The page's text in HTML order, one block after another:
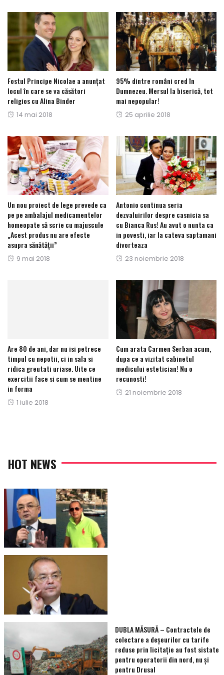
Fostul Principe Nicolae a anunțat
locul în care se va căsători
religios cu Alina Binder
Posted
14 mai 2018
95% dintre români cred în
Dumnezeu. Mersul la biserică, tot
mai nepopular!
Posted
25 aprilie 2018
Un nou proiect de lege prevede ca
pe pe ambalajul medicamentelor
homeopate să scrie cu majuscule
„Acest produs nu are efecte
asupra sănătății”
Posted
9 mai 2018
Antonio continua seria
dezvaluirilor despre casnicia sa
cu Bianca Rus! Au avut o nunta ca
in povesti, iar la cateva saptamani
divorteaza
Posted
23 noiembrie 2018
Are 80 de ani, dar nu isi petrece
timpul cu nepotii, ci in sala si
ridica greutati uriase. Uite ce
exercitii face si cum se mentine
in forma
Posted
1 iulie 2018
Cum arata Carmen Serban acum,
dupa ce a vizitat cabinetul
medicului estetician! Nu o
recunosti!
Posted
21 noiembrie 2018
HOT NEWS
DUBLA MĂSURĂ – Contractele de
colectare a deșeurilor cu tarife
reduse prin licitație au fost sistate
pentru operatorii din nord, nu și
pentru Drusal